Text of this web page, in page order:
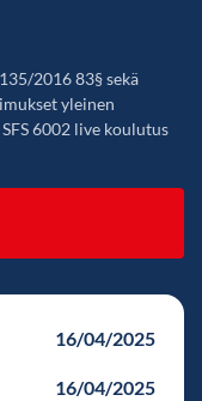
2016 83§ sekä
yleinen
6002 live koulutus
16/04/2025
16/04/2025